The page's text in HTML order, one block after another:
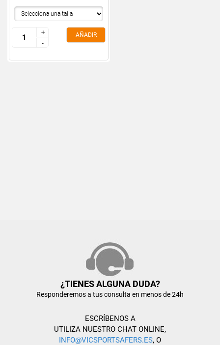
+
-
+
-
AÑADIR
¿TIENES ALGUNA DUDA?
Responderemos a tus consulta en menos de 24h
ESCRÍBENOS A
UTILIZA NUESTRO CHAT ONLINE,
INFO@VICSPORTSAFERS.ES, O